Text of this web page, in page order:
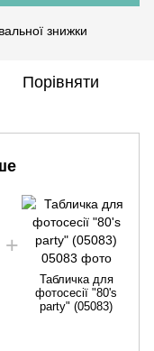
знижки
Порівняти
Табличка для
фотосесії "80's
party" (05083)